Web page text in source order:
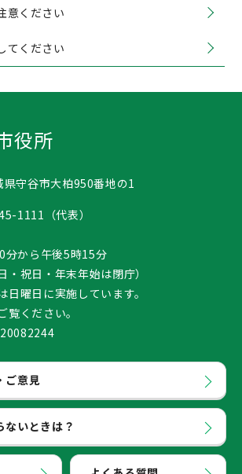
意ください
てください
役所
守谷市大柏950番地の1
1111（代表）
から午後5時15分
・祝日・年末年始は閉庁）
日曜日に実施しています。
覧ください。
ご意見
ないときは？